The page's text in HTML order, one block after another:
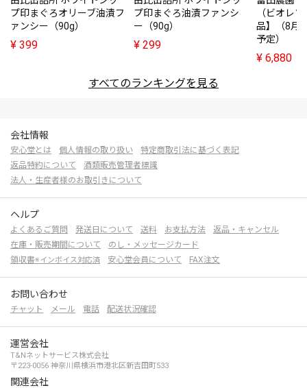
プ印まぐろオリーブ油漬フ
ァンシー（90g）
¥ 399
プ印まぐろ油漬ファンシ
ー（90g）
¥ 299
（ビオレ
品】（8月
予定）
¥ 6,880
すべてのランキングを見る
会社情報
安心堂とは 個人情報の取り扱い
特定商取引法に基づく表記
返品特約について
酒類販売管理者標識
法人・生産者様のお取引きについて
ヘルプ
よくあるご質問 発送日について 送料 お支払方法
返品・キャンセル
在庫・販売期間について
のし・メッセージカード
領収書※インボイス対応済 安心堂会員について FAX注文
お問い合わせ
チャット メール 電話 配送状況確認
運営会社
T&Nネットサービス株式会社
〒223-0056 神奈川県横浜市港北区新吉田町533
関連会社